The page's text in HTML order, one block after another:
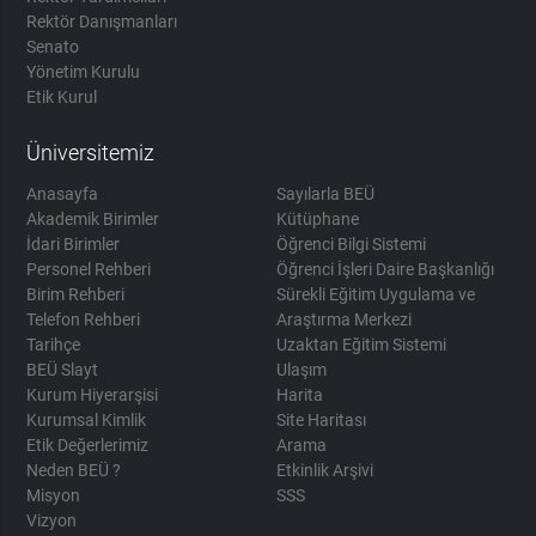
Rektör Danışmanları
Senato
Yönetim Kurulu
Etik Kurul
Üniversitemiz
Anasayfa
Akademik Birimler
İdari Birimler
Personel Rehberi
Birim Rehberi
Telefon Rehberi
Tarihçe
BEÜ Slayt
Kurum Hiyerarşisi
Kurumsal Kimlik
Etik Değerlerimiz
Neden BEÜ ?
Misyon
Vizyon
Sayılarla BEÜ
Kütüphane
Öğrenci Bilgi Sistemi
Öğrenci İşleri Daire Başkanlığı
Sürekli Eğitim Uygulama ve
Araştırma Merkezi
Uzaktan Eğitim Sistemi
Ulaşım
Harita
Site Haritası
Arama
Etkinlik Arşivi
SSS